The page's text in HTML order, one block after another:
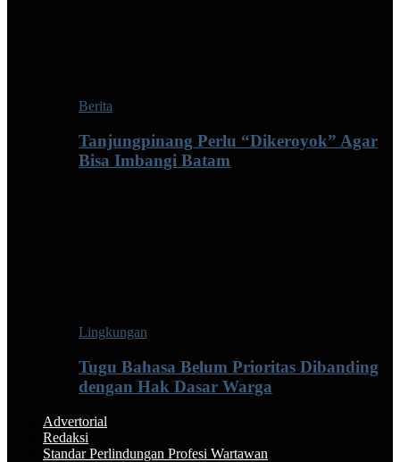
Berita
Tanjungpinang Perlu “Dikeroyok” Agar
Bisa Imbangi Batam
Lingkungan
Tugu Bahasa Belum Prioritas Dibanding
dengan Hak Dasar Warga
Advertorial
Redaksi
Standar Perlindungan Profesi Wartawan